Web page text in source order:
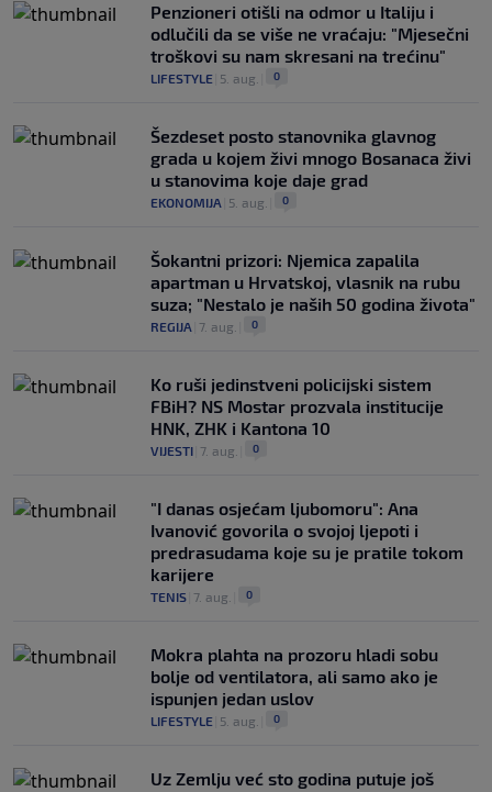
Penzioneri otišli na odmor u Italiju i
odlučili da se više ne vraćaju: "Mjesečni
troškovi su nam skresani na trećinu"
LIFESTYLE 5. aug. 0
Šezdeset posto stanovnika glavnog
grada u kojem živi mnogo Bosanaca živi
u stanovima koje daje grad
EKONOMIJA 5. aug. 0
Šokantni prizori: Njemica zapalila
apartman u Hrvatskoj, vlasnik na rubu
suza; "Nestalo je naših 50 godina života"
REGIJA 7. aug. 0
Ko ruši jedinstveni policijski sistem
FBiH? NS Mostar prozvala institucije
HNK, ZHK i Kantona 10
VIJESTI 7. aug. 0
"I danas osjećam ljubomoru": Ana
Ivanović govorila o svojoj ljepoti i
predrasudama koje su je pratile tokom
karijere
TENIS 7. aug. 0
Mokra plahta na prozoru hladi sobu
bolje od ventilatora, ali samo ako je
ispunjen jedan uslov
LIFESTYLE 5. aug. 0
Uz Zemlju već sto godina putuje još